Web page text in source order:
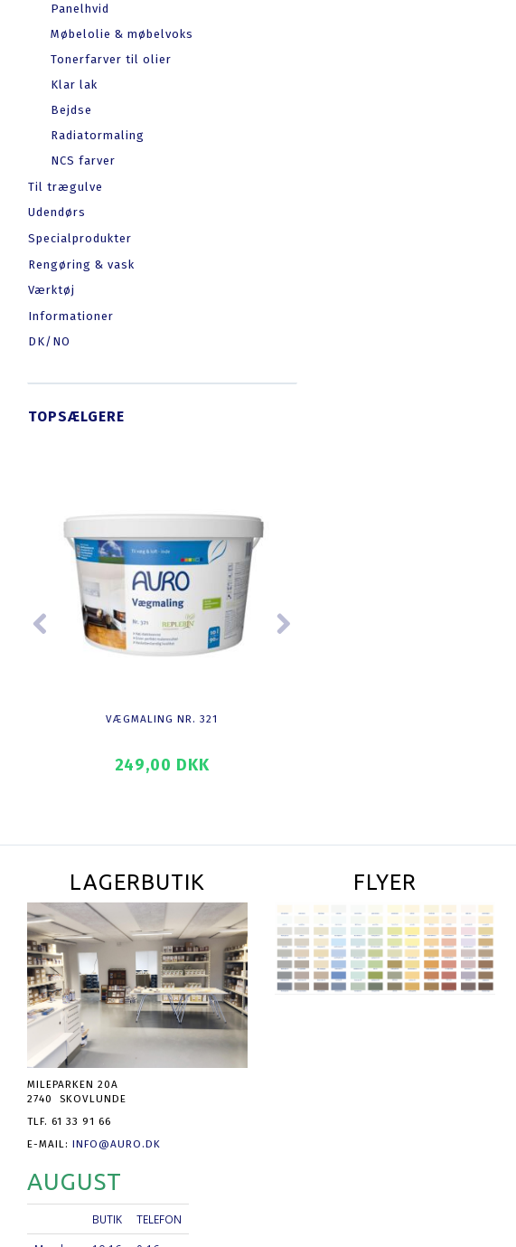
Panelhvid
Møbelolie & møbelvoks
Tonerfarver til olier
Klar lak
Bejdse
Radiatormaling
NCS farver
Til trægulve
Udendørs
Specialprodukter
Rengøring & vask
Værktøj
Informationer
DK/NO
TOPSÆLGERE
VÆGMALING NR. 321
249,00 DKK
LAGERBUTIK
MILEPARKEN 20A
2740 SKOVLUNDE
TLF. 61 33 91 66
E-MAIL: INFO@AURO.DK
AUGUST
BUTIK TELEFON
FLYER